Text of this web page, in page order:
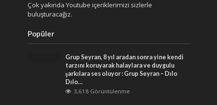
Çok yakında Youtube içeriklerimizi sizlerle
buluşturacağız.
Popüler
Grup Seyran, 8 yıl aradan sonra yine kendi
tarzını koruyarak halaylara ve duygulu
şarkılara ses oluyor : Grup Seyran – Dılo
Dılo…
3,618 Görüntülenme